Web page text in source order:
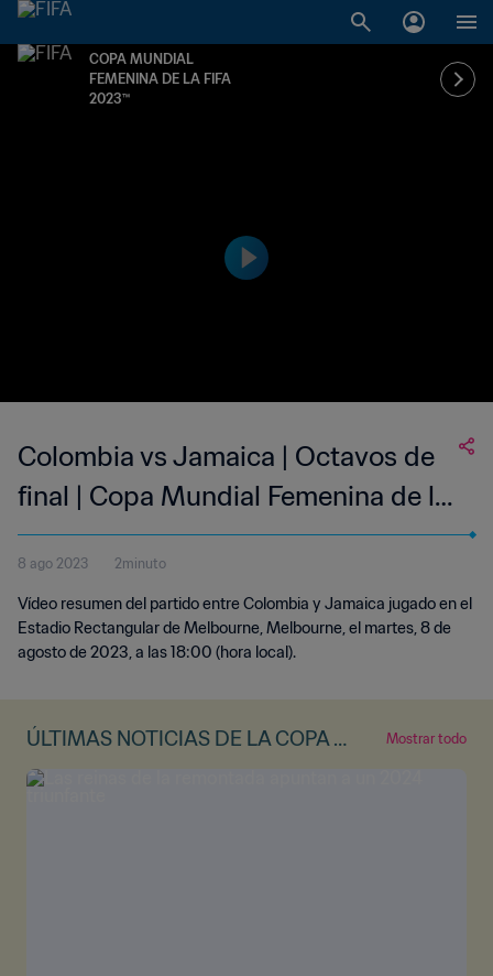
COPA MUNDIAL
FEMENINA DE LA FIFA
2023™
Colombia vs Jamaica | Octavos de
final | Copa Mundial Femenina de la
FIFA Australia & Nueva Zelanda
2023™ | Highlights
8 ago 2023 2minuto
Vídeo resumen del partido entre Colombia y Jamaica jugado en el
Estadio Rectangular de Melbourne, Melbourne, el martes, 8 de
agosto de 2023, a las 18:00 (hora local).
ÚLTIMAS NOTICIAS DE LA COPA M
UNDIAL FEMENINA DE LA FIFA™
Mostrar todo